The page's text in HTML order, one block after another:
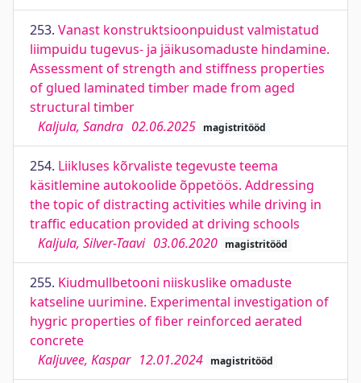
253. Vanast konstruktsioonpuidust valmistatud
liimpuidu tugevus- ja jäikusomaduste hindamine.
Assessment of strength and stiffness properties
of glued laminated timber made from aged
structural timber
Kaljula, Sandra 02.06.2025 magistritööd
254. Liikluses kõrvaliste tegevuste teema
käsitlemine autokoolide õppetöös. Addressing
the topic of distracting activities while driving in
traffic education provided at driving schools
Kaljula, Silver-Taavi 03.06.2020 magistritööd
255. Kiudmullbetooni niiskuslike omaduste
katseline uurimine. Experimental investigation of
hygric properties of fiber reinforced aerated
concrete
Kaljuvee, Kaspar 12.01.2024 magistritööd